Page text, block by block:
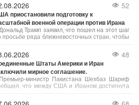
52
приостановили подготовку к
военной операции против Ирана
Трамп заявил, что пошел на этот шаг
просьбе ряда ближневосточных стран, чтобы
готовность США к беспрецедентному
давлению, приоритетом было
заключение соглашения,
безопасность судоходства в
проливе и ликвидацию ядерной
со стороны Тегерана. Израиль, по
48
Штаты Америки и Иран
мирное соглашение.
Премьер-министр Пакистана Шехбаз Шариф
что между США и Ираном достигнута